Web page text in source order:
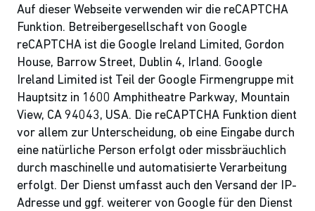
Auf dieser Webseite verwenden wir die reCAPTCHA
Funktion. Betreibergesellschaft von Google
reCAPTCHA ist die Google Ireland Limited, Gordon
House, Barrow Street, Dublin 4, Irland. Google
Ireland Limited ist Teil der Google Firmengruppe mit
Hauptsitz in 1600 Amphitheatre Parkway, Mountain
View, CA 94043, USA. Die reCAPTCHA Funktion dient
vor allem zur Unterscheidung, ob eine Eingabe durch
eine natürliche Person erfolgt oder missbräuchlich
durch maschinelle und automatisierte Verarbeitung
erfolgt. Der Dienst umfasst auch den Versand der IP-
Adresse und ggf. weiterer von Google für den Dienst